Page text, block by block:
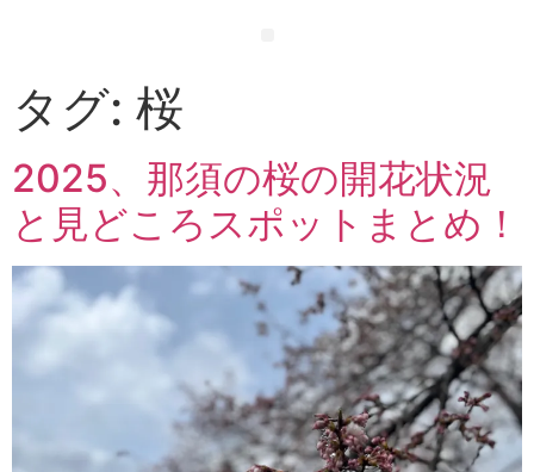
タグ: 桜
2025、那須の桜の開花状況
と見どころスポットまとめ！